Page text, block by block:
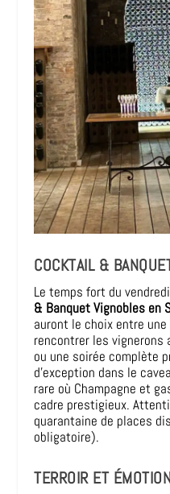
COCKTAIL &
Le temps fort du
& Banquet Vignobles en
auront le choix entre
rencontrer les vignerons
ou une soirée complète
d’exception dans le
rare où Champagne et
cadre prestigieux.
quarantaine de places
obligatoire).
TERROIR ET